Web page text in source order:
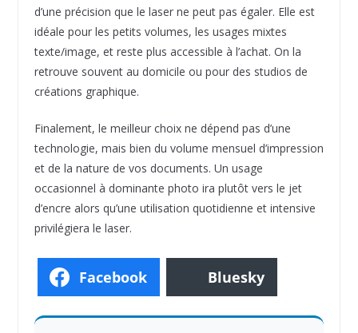
d’une précision que le laser ne peut pas égaler. Elle est
idéale pour les petits volumes, les usages mixtes
texte/image, et reste plus accessible à l’achat. On la
retrouve souvent au domicile ou pour des studios de
créations graphique.
Finalement, le meilleur choix ne dépend pas d’une
technologie, mais bien du volume mensuel d’impression
et de la nature de vos documents. Un usage
occasionnel à dominante photo ira plutôt vers le jet
d’encre alors qu’une utilisation quotidienne et intensive
privilégiera le laser.
Facebook Bluesky